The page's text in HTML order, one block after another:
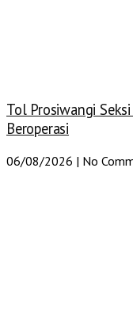
Tol Prosiwangi
Beroperasi
06/08/2026 No